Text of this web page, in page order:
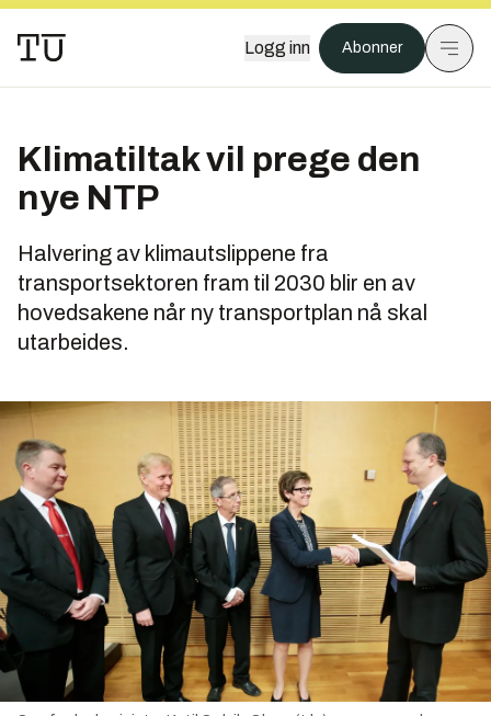
Logg inn Abonner
Klimatiltak vil prege den
nye NTP
Halvering av klimautslippene fra
transportsektoren fram til 2030 blir en av
hovedsakene når ny transportplan nå skal
utarbeides.